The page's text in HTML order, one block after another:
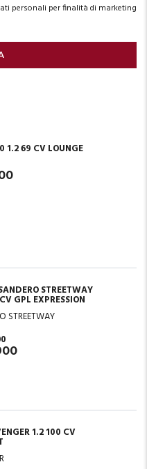
personali per finalità di marketing
1.2 69 CV LOUNGE
STREETWAY
GPL EXPRESSION
STREETWAY
1.2 100 CV